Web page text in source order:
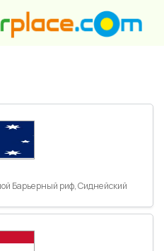
Барьерный риф, Сиднейский